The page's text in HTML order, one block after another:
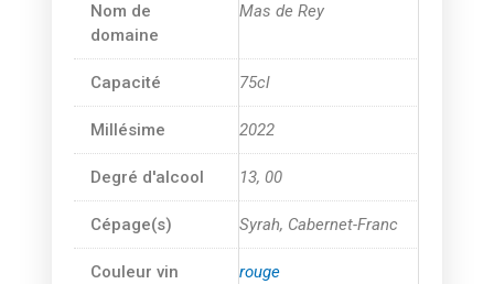
Nom de
domaine
Mas de Rey
Capacité 75cl
Millésime 2022
Degré d'alcool 13, 00
Cépage(s) Syrah, Cabernet-Franc
Couleur vin rouge